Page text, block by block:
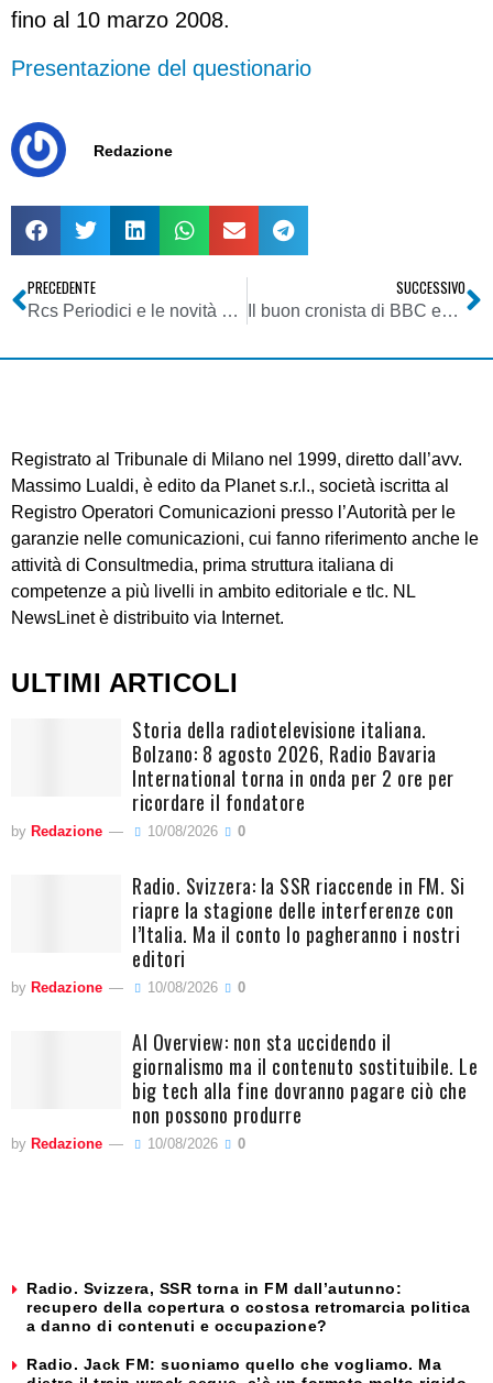
fino al 10 marzo 2008.
Presentazione del questionario
Redazione
PRECEDENTE
Rcs Periodici e le novità di New Media
SUCCESSIVO
Il buon cronista di BBC evita i social network
Registrato al Tribunale di Milano nel 1999, diretto dall’avv.
Massimo Lualdi, è edito da Planet s.r.l., società iscritta al
Registro Operatori Comunicazioni presso l’Autorità per le
garanzie nelle comunicazioni, cui fanno riferimento anche le
attività di Consultmedia, prima struttura italiana di
competenze a più livelli in ambito editoriale e tlc. NL
NewsLinet è distribuito via Internet.
ULTIMI ARTICOLI
Storia della radiotelevisione italiana.
Bolzano: 8 agosto 2026, Radio Bavaria
International torna in onda per 2 ore per
ricordare il fondatore
by Redazione 10/08/2026 0
Radio. Svizzera: la SSR riaccende in FM. Si
riapre la stagione delle interferenze con
l’Italia. Ma il conto lo pagheranno i nostri
editori
by Redazione 10/08/2026 0
AI Overview: non sta uccidendo il
giornalismo ma il contenuto sostituibile. Le
big tech alla fine dovranno pagare ciò che
non possono produrre
by Redazione 10/08/2026 0
Radio. Svizzera, SSR torna in FM dall’autunno:
recupero della copertura o costosa retromarcia politica
a danno di contenuti e occupazione?
Radio. Jack FM: suoniamo quello che vogliamo. Ma